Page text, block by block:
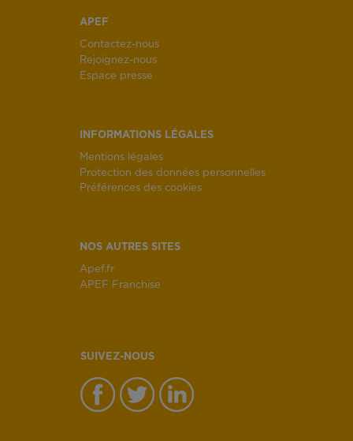
APEF
Contactez-nous
Rejoignez-nous
Espace presse
INFORMATIONS LÉGALES
Mentions légales
Protection des données personnelles
Préférences des cookies
NOS AUTRES SITES
Apef.fr
APEF Franchise
SUIVEZ-NOUS